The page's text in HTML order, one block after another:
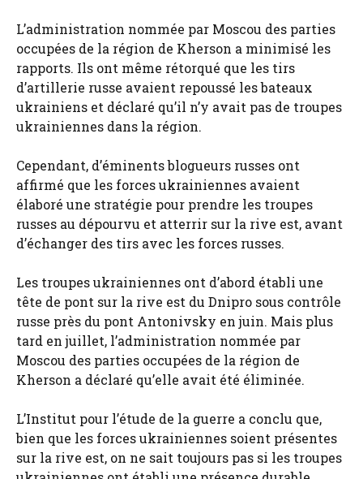
L’administration nommée par Moscou des parties
occupées de la région de Kherson a minimisé les
rapports. Ils ont même rétorqué que les tirs
d’artillerie russe avaient repoussé les bateaux
ukrainiens et déclaré qu’il n’y avait pas de troupes
ukrainiennes dans la région.
Cependant, d’éminents blogueurs russes ont
affirmé que les forces ukrainiennes avaient
élaboré une stratégie pour prendre les troupes
russes au dépourvu et atterrir sur la rive est, avant
d’échanger des tirs avec les forces russes.
Les troupes ukrainiennes ont d’abord établi une
tête de pont sur la rive est du Dnipro sous contrôle
russe près du pont Antonivsky en juin. Mais plus
tard en juillet, l’administration nommée par
Moscou des parties occupées de la région de
Kherson a déclaré qu’elle avait été éliminée.
L’Institut pour l’étude de la guerre a conclu que,
bien que les forces ukrainiennes soient présentes
sur la rive est, on ne sait toujours pas si les troupes